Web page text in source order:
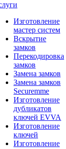
Изготовление
мастер систем
Вскрытие
замков
Перекодировка
замков
Замена замков
Замена замков
Securemme
Изготовление
дубликатов
ключей EVVA
Изготовление
ключей
Изготовление